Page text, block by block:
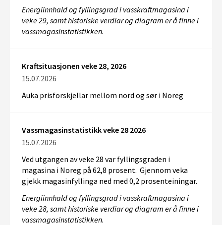
Energiinnhald og fyllingsgrad i vasskraftmagasina i
veke 29, samt historiske verdiar og diagram er å finne i
vassmagasinstatistikken.
Kraftsituasjonen veke 28, 2026
15.07.2026
Auka prisforskjellar mellom nord og sør i Noreg
Vassmagasinstatistikk veke 28 2026
15.07.2026
Ved utgangen av veke 28 var fyllingsgraden i
magasina i Noreg på 62,8 prosent. Gjennom veka
gjekk magasinfyllinga ned med 0,2 prosenteiningar.
Energiinnhald og fyllingsgrad i vasskraftmagasina i
veke 28, samt historiske verdiar og diagram er å finne i
vassmagasinstatistikken.